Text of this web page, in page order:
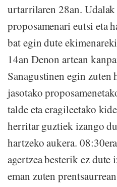
urtarrilaren 28an.
proposamenari eutsi eta
bat egin dute
14an Denon artean
Sanagustinen egin zuten
jasotako
talde eta eragileetako
herritar guztiek izango
hartzeko aukera.
agertzea besterik ez dute
eman zuten